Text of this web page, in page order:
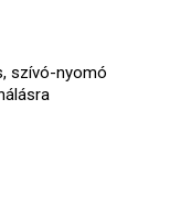
szívó-nyomó